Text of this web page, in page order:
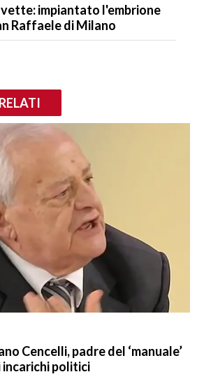
impiantato l'embrione
Raffaele di Milano
Cencelli, padre del ‘manuale’
politici